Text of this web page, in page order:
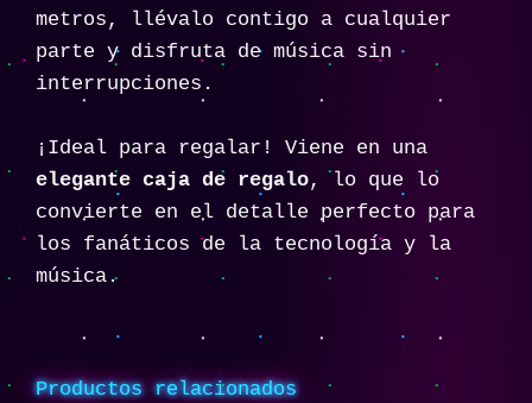
metros, llévalo contigo a cualquier
parte y disfruta de música sin
interrupciones.
¡Ideal para regalar! Viene en una
elegante caja de regalo, lo que lo
convierte en el detalle perfecto para
los fanáticos de la tecnología y la
música.
Productos relacionados